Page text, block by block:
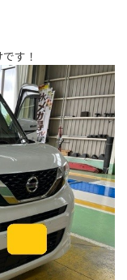
す！